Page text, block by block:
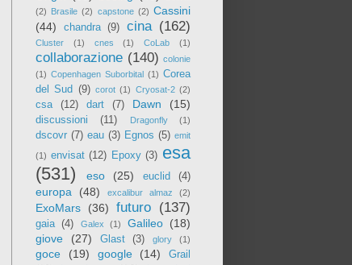
(2) Brasile (2) capstone (2) Cassini
(44)
chandra (9) cina (162)
Cluster (1) cnes (1) CoLab (1)
collaborazione (140) colonie
(1) Copenhagen Suborbital (1) Corea
del Sud (9) corot (1) Cryosat-2 (2)
csa (12) dart (7) Dawn (15)
discussioni (11) Dragonfly (1)
dscovr (7) eau (3) Egnos (5) emit
(1) envisat (12) Epoxy (3) esa
(531)
eso (25) euclid (4)
europa (48) excalibur almaz (2)
ExoMars (36) futuro (137)
gaia (4) Galex (1) Galileo (18)
giove
(27) Glast (3) glory (1)
goce (19) google (14)
Grail